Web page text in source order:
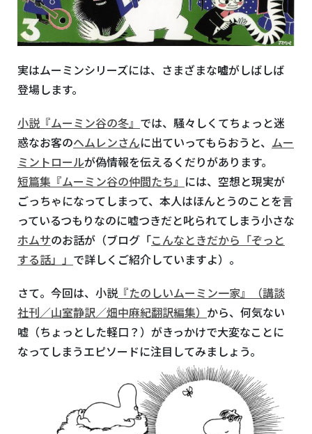
実はムーミンシリーズには、さまざまな嘘がしばしば
登場します。
小説『ムーミン谷の冬』 では、騒々しくてちょっと迷
惑なお客のヘムレンさんに出ていってもらおうと、 ムー
ミントロールが偽情報を伝えるくだりがあります。
短篇集『ムーミン谷の仲間たち』 には、空想と現実が
ごっちゃになってしまって、本人はほんとうのことを言
っているつもりなのに嘘つきだと叱られてしまう小さな
ホムサのお話が（ブログ「こんなときだから「ぞっと
する話」」 で詳しくご紹介していますよ）。
さて。今回は、小説 『たのしいムーミン一家』（講談
社刊／山室静訳／畑中麻紀翻訳編集） から、何気ない
嘘（ちょっとした軽口？）がきっかけで大変なことに
なってしまうエピソードに注目してみましょう。